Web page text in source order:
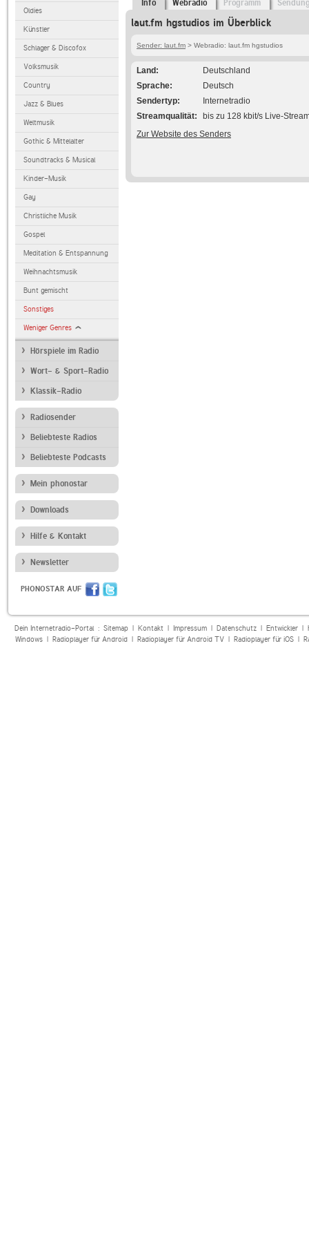
Oldies
Künstler
Schlager & Discofox
Volksmusik
Country
Jazz & Blues
Weltmusik
Gothic & Mittelalter
Soundtracks & Musical
Kinder-Musik
Gay
Christliche Musik
Gospel
Meditation & Entspannung
Weihnachtsmusik
Bunt gemischt
Sonstiges
Weniger Genres
Hörspiele im Radio
Wort- & Sport-Radio
Klassik-Radio
Radiosender
Beliebteste Radios
Beliebteste Podcasts
Mein phonostar
Downloads
Hilfe & Kontakt
Newsletter
PHONOSTAR AUF
Info Webradio Programm
laut.fm hgstudios im Überblick
Sender: laut.fm > Webradio: laut.fm hgstudios
Land
Deutschland
Sprache
Deutsch
Sendertyp
Internetradio
Streamqualität
bis zu 128 kbit/s Live-
Zur Website des Senders
Dein Internetradio-Portal : Sitemap| Kontakt| Impressum| Datenschutz| Entwickler|
Windows| Radioplayer für Android| Radioplayer für Android TV| Radioplayer für iOS|